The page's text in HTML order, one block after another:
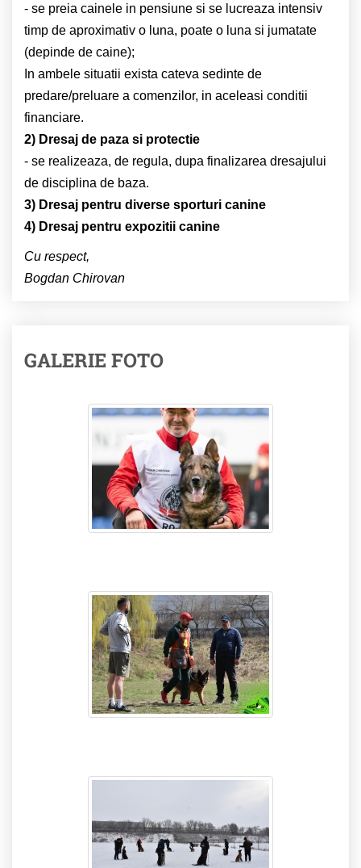
- se preia cainele in pensiune si se lucreaza intensiv
timp de aproximativ o luna, poate o luna si jumatate
(depinde de caine);
In ambele situatii exista cateva sedinte de
predare/preluare a comenzilor, in aceleasi conditii
financiare.
2) Dresaj de paza si protectie
- se realizeaza, de regula, dupa finalizarea dresajului
de disciplina de baza.
3) Dresaj pentru diverse sporturi canine
4) Dresaj pentru expozitii canine
Cu respect,
Bogdan Chirovan
GALERIE FOTO